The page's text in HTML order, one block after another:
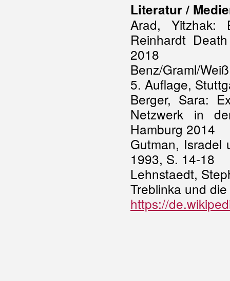
Literatur /
Arad, Yitzhak:
Reinhardt
2018
Benz/Graml/
5. Auflage,
Berger, Sara:
Netzwerk in
Hamburg 2014
Gutman, Isradel
1993, S. 14-18
Lehnstaedt,
Treblinka und
https://